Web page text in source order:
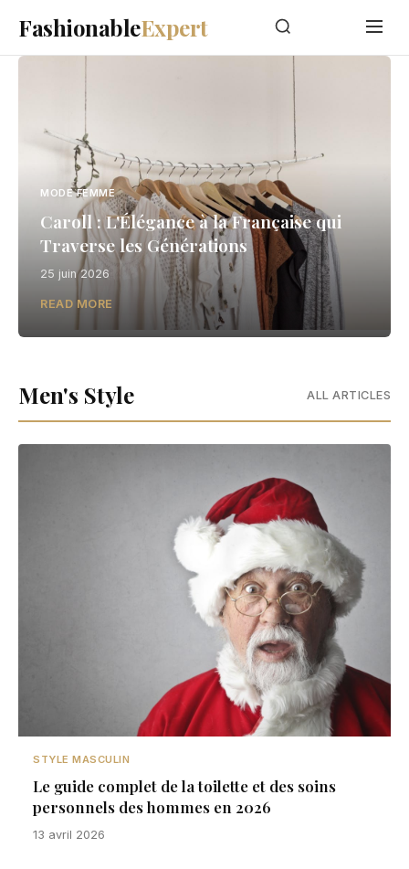
FashionableExpert
MODE FEMME
Caroll : L'Élégance à la Française qui
Traverse les Générations
25 juin 2026
READ MORE
Men's Style ALL ARTICLES
STYLE MASCULIN
Le guide complet de la toilette et des soins
personnels des hommes en 2026
13 avril 2026